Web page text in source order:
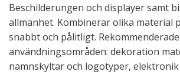
Beschilderungen och displayer samt
allmänhet. Kombinerar olika material
snabbt och pålitligt. Rekommenderade
användningsområden: dekoration
namnskyltar och logotyper,